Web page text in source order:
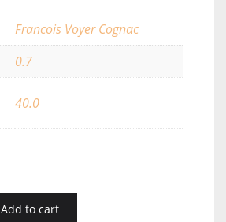
Francois Voyer Cognac
0.7
40.0
Add to cart